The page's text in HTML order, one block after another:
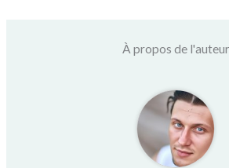
À propos de l'auteur